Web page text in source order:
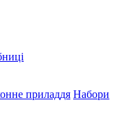
приладдя Набори